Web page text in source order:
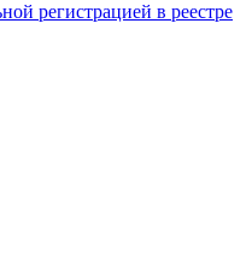
регистрацией в реестре